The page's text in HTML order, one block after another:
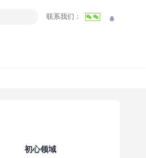
联系我们：  
初心领域